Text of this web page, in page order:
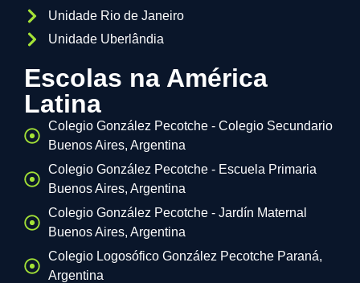
Unidade Rio de Janeiro
Unidade Uberlândia
Escolas na América
Latina
Colegio González Pecotche - Colegio Secundario
Buenos Aires, Argentina
Colegio González Pecotche - Escuela Primaria
Buenos Aires, Argentina
Colegio González Pecotche - Jardín Maternal
Buenos Aires, Argentina
Colegio Logosófico González Pecotche Paraná,
Argentina